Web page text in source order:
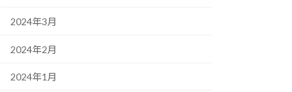
2024年3月
2024年2月
2024年1月